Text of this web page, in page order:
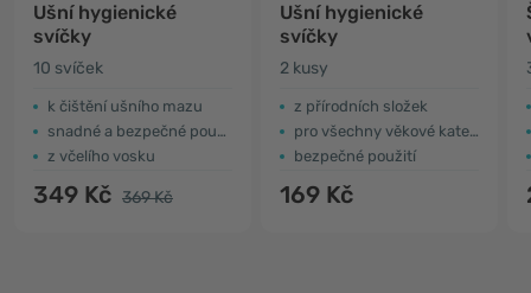
Ušní hygienické
svíčky
10 svíček
k čištění ušního mazu
snadné a bezpečné použití
z včelího vosku
349 Kč 369 Kč
Ušní hygienické
svíčky
2 kusy
z přírodních složek
pro všechny věkové kategorie
bezpečné použití
169 Kč